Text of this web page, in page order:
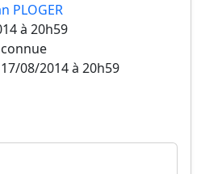
PLOGER
à 20h59
17/08/2014 à 20h59